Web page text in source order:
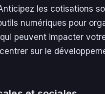
les cotisations
numériques pour
peuvent impacter
sur le